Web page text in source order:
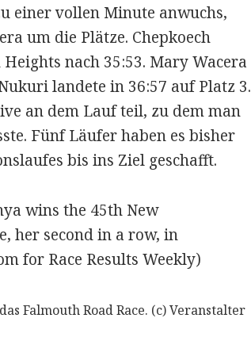
einer vollen Minute anwuchs,
um die Plätze. Chepkoech
nach 35:53. Mary Wacera
landete in 36:57 auf Platz 3.
an dem Lauf teil, zu dem man
Fünf Läufer haben es bisher
bis ins Ziel geschafft.
Falmouth Road Race. (c) Veranstalter